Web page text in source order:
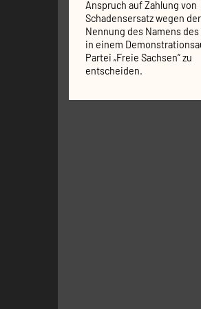
Anspruch auf Zahlung von
Schadensersatz wegen der
Nennung des Namens
in einem
Partei „Freie Sachsen“ zu
entscheiden.